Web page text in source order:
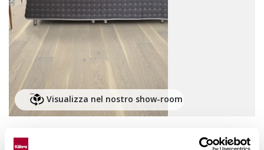
Visualizza nel nostro show-room